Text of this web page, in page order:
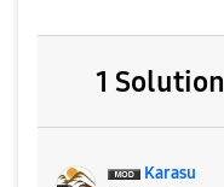
1 Solution
Karasu